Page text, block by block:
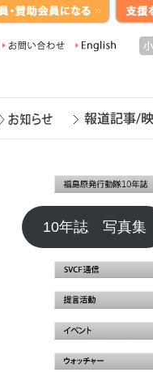
小
10年誌 写真集